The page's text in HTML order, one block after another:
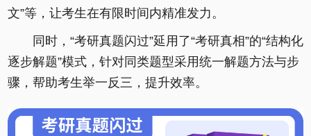
文”等，让考生在有限时间内精准发力。
同时，“考研真题闪过”延用了“考研真相”的“结构化
逐步解题”模式，针对同类题型采用统一解题方法与步
骤，帮助考生举一反三，提升效率。